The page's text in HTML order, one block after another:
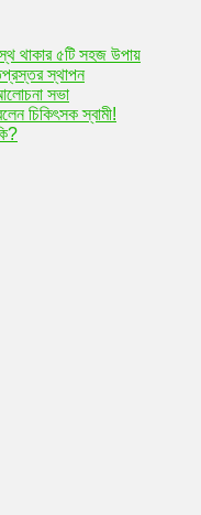
থাকার ৫টি সহজ উপায়
স্থাপন
সভা
চিকিৎসক স্বামী!